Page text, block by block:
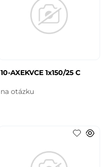
10-AXEKVCE 1x150/25 C
na otázku